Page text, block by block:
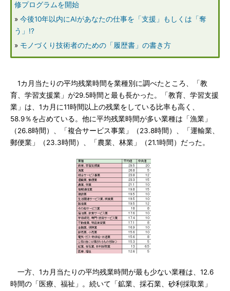
修プログラムを開始
» 今後10年以内にAIがあなたの仕事を「支援」もしくは「奪
う」!?
» モノづくり技術者のための「履歴書」の書き方
1カ月当たりの平均残業時間を業種別に調べたところ、「教
育、学習支援業」が29.5時間と最も長かった。「教育、学習支援
業」は、1カ月に11時間以上の残業をしている比率も高く、
58.9％を占めている。他に平均残業時間が多い業種は「漁業」
（26.8時間）、「複合サービス事業」（23.8時間）、「運輸業、
郵便業」（23.3時間）、「農業、林業」（21.1時間）だった。
一方、1カ月当たりの平均残業時間が最も少ない業種は、12.6
時間の「医療、福祉」。続いて「鉱業、採石業、砂利採取業」